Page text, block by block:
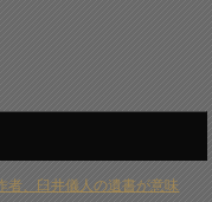
者、臼井儀人の遺書が意味